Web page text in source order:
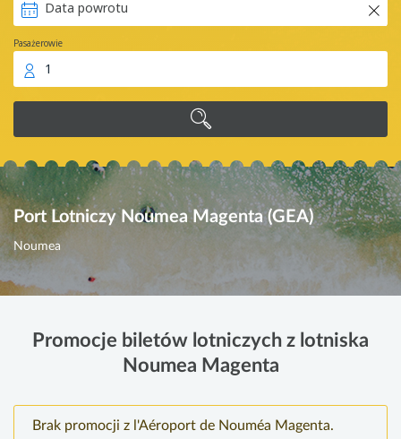
Pasażerowie
1
Port Lotniczy Noumea Magenta (GEA)
Noumea
Promocje biletów lotniczych z lotniska
Noumea Magenta
Brak promocji z l'Aéroport de Nouméa Magenta.